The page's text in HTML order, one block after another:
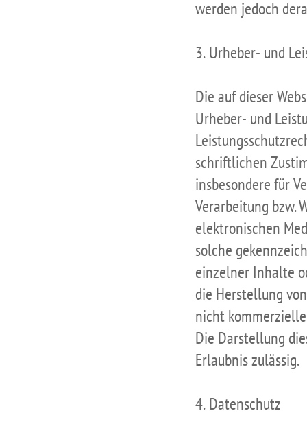
werden jedoch
3. Urheber- und
Die auf dieser
Urheber- und
schriftlichen
insbesondere für
Verarbeitung bzw.
elektronischen
solche
einzelner Inhalte
die Herstellung
nicht
Die Darstellung
Erlaubnis zulässig.
4. Datenschutz